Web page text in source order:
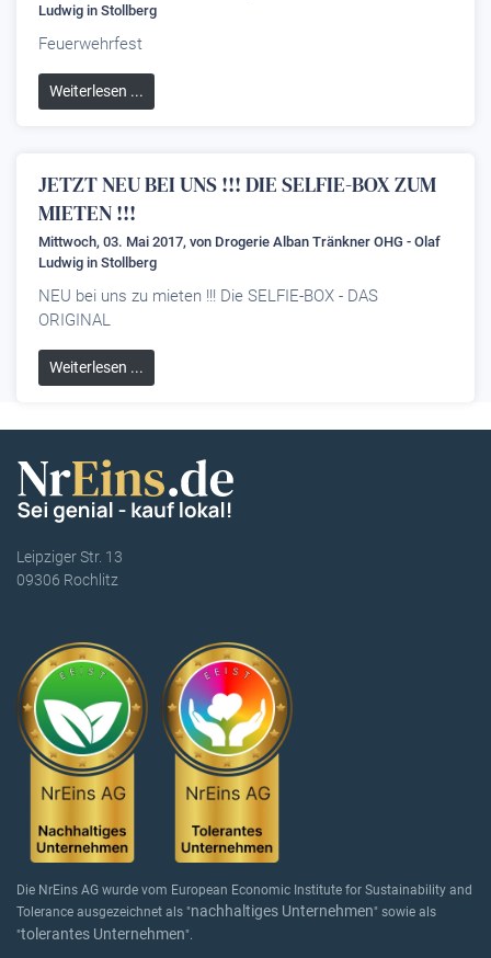
Ludwig in Stollberg
Feuerwehrfest
Weiterlesen ...
JETZT NEU BEI UNS !!! DIE SELFIE-BOX ZUM
MIETEN !!!
Mittwoch, 03. Mai 2017, von Drogerie Alban Tränkner OHG - Olaf
Ludwig in Stollberg
NEU bei uns zu mieten !!! Die SELFIE-BOX - DAS
ORIGINAL
Weiterlesen ...
Leipziger Str. 13
09306 Rochlitz
Die NrEins AG wurde vom European Economic Institute for Sustainability and
Tolerance ausgezeichnet als "nachhaltiges Unternehmen" sowie als
"tolerantes Unternehmen".